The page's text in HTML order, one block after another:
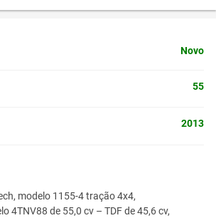
Novo
55
2013
modelo 1155-4 tração 4x4,
4TNV88 de 55,0 cv – TDF de 45,6 cv,